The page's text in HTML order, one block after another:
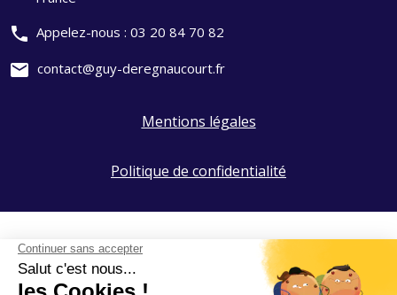
phone Appelez-nous : 03 20 84 70 82
mail contact@guy-deregnaucourt.fr
Mentions légales
Politique de confidentialité